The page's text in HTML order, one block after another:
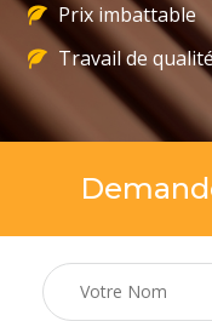
Prix imbattable
Travail de qualité